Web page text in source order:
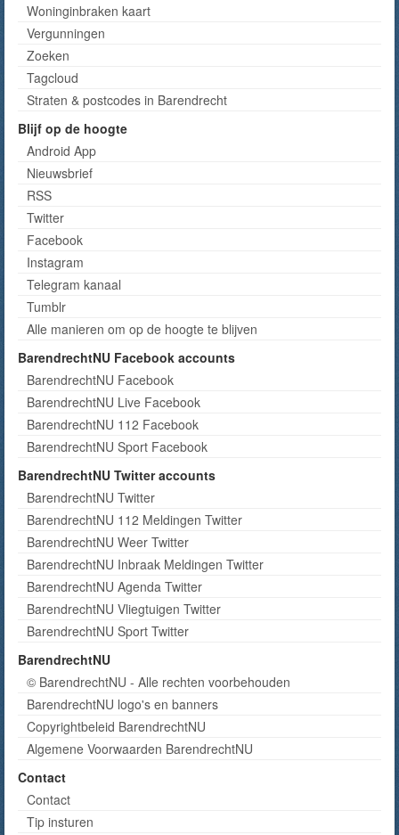
Woninginbraken kaart
Vergunningen
Zoeken
Tagcloud
Straten & postcodes in Barendrecht
Blijf op de hoogte
Android App
Nieuwsbrief
RSS
Twitter
Facebook
Instagram
Telegram kanaal
Tumblr
Alle manieren om op de hoogte te blijven
BarendrechtNU Facebook accounts
BarendrechtNU Facebook
BarendrechtNU Live Facebook
BarendrechtNU 112 Facebook
BarendrechtNU Sport Facebook
BarendrechtNU Twitter accounts
BarendrechtNU Twitter
BarendrechtNU 112 Meldingen Twitter
BarendrechtNU Weer Twitter
BarendrechtNU Inbraak Meldingen Twitter
BarendrechtNU Agenda Twitter
BarendrechtNU Vliegtuigen Twitter
BarendrechtNU Sport Twitter
BarendrechtNU
© BarendrechtNU - Alle rechten voorbehouden
BarendrechtNU logo's en banners
Copyrightbeleid BarendrechtNU
Algemene Voorwaarden BarendrechtNU
Contact
Contact
Tip insturen